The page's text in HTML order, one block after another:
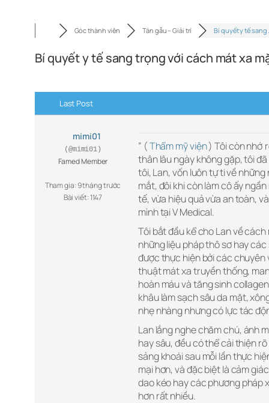
Góc thành viên Tán gẫu – Giải trí Bí quyết y tế sang …
Bí quyết y tế sang trọng với cách mát xa
Last Post
mimi01
(@mimi01)
Famed Member
Tham gia: 9 tháng trước
Bài viết: 1147
” (Thẩm mỹ viện) Tôi còn nhớ
thân lâu ngày không gặp, tôi
tôi, Lan, vốn luôn tự ti về
mắt, đôi khi còn làm cô ấy
tế, vừa hiệu quả vừa an toàn,
mình tại V Medical.
Tôi bắt đầu kể cho Lan về
những liệu pháp thô sơ hay
được thực hiện bởi các chuyên
thuật mát xa truyền thống,
hoàn máu và tăng sinh
khâu làm sạch sâu da mặt,
nhẹ nhàng nhưng có lực tác
Lan lắng nghe chăm chú, ánh
hay sâu, đều có thể cải thiện
sảng khoái sau mỗi lần thực
mại hơn, và đặc biệt là cảm
dao kéo hay các phương pháp
hơn rất nhiều.